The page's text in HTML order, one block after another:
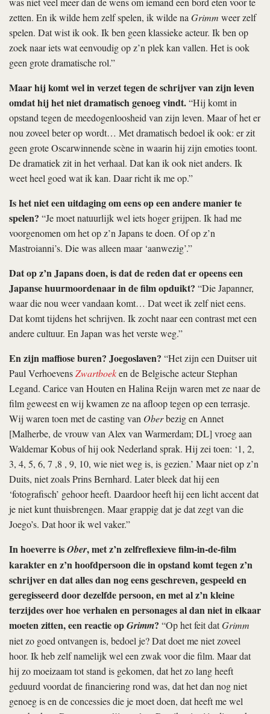
zetten. En ik wilde hem zelf spelen, ik wilde naGrimm weer zelf
spelen. Dat wist ik ook. Ik ben geen klassieke acteur. Ik ben op
zoek naar iets wat eenvoudig op z’n plek kan vallen. Het is ook
geen grote dramatische rol.”
Maar hij komt wel in verzet tegen de schrijver van zijn leven
omdat hij het niet dramatisch genoeg vindt.“Hij komt in
opstand tegen de meedogenloosheid van zijn leven. Maar of het er
nou zoveel beter op wordt… Met dramatisch bedoel ik ook: er zit
geen grote Oscarwinnende scène in waarin hij zijn emoties toont.
De dramatiek zit in het verhaal. Dat kan ik ook niet anders. Ik
weet heel goed wat ik kan. Daar richt ik me op.”
Is het niet een uitdaging om eens op een andere manier te
spelen? “Je moet natuurlijk wel iets hoger grijpen. Ik had me
voorgenomen om het op z’n Japans te doen. Of op z’n
Mastroianni’s. Die was alleen maar ‘aanwezig’.”
Dat op z’n Japans doen, is dat de reden dat er opeens een
Japanse huurmoordenaar in de film opduikt? “Die Japanner,
waar die nou weer vandaan komt… Dat weet ik zelf niet eens.
Dat komt tijdens het schrijven. Ik zocht naar een contrast met een
andere cultuur. En Japan was het verste weg.”
En zijn maffiose buren? Joegoslaven? “Het zijn een Duitser uit
Paul VerhoevensZwartboeken de Belgische acteur Stephan
Legand. Carice van Houten en Halina Reijn waren met ze naar de
film geweest en wij kwamen ze na afloop tegen op een terrasje.
Wij waren toen met de casting van Oberbezig en Annet
[Malherbe, de vrouw van Alex van Warmerdam; DL] vroeg aan
Waldemar Kobus of hij ook Nederland sprak. Hij zei toen: ‘1, 2,
3, 4, 5, 6, 7 ,8 , 9, 10, wie niet weg is, is gezien.’ Maar niet op z’n
Duits, niet zoals Prins Bernhard. Later bleek dat hij een
‘fotografisch’ gehoor heeft. Daardoor heeft hij een licht accent dat
je niet kunt thuisbrengen. Maar grappig dat je dat zegt van die
Joego’s. Dat hoor ik wel vaker.”
In hoeverre isOber, met z’n zelfreflexieve film-in-de-film
karakter en z’n hoofdpersoon die in opstand komt tegen z’n
schrijver en dat alles dan nog eens geschreven, gespeeld en
geregisseerd door dezelfde persoon, en met al z’n kleine
terzijdes over hoe verhalen en personages al dan niet in elkaar
moeten zitten, een reactie opGrimm? “Op het feit datGrimm
niet zo goed ontvangen is, bedoel je? Dat doet me niet zoveel
hoor. Ik heb zelf namelijk wel een zwak voor die film. Maar dat
hij zo moeizaam tot stand is gekomen, dat het zo lang heeft
geduurd voordat de financiering rond was, dat het dan nog niet
genoeg is en de concessies die je moet doen, dat heeft me wel